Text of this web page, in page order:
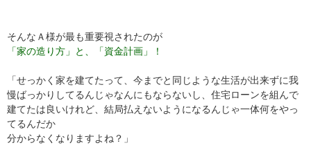
そんなＡ様が最も重要視されたのが
「家の造り方」と、「資金計画」！
「せっかく家を建てたって、今までと同じような生活が出来ずに我
慢ばっかりしてるんじゃなんにもならないし、住宅ローンを組んで
建てたは良いけれど、結局払えないようになるんじゃ一体何をやっ
てるんだか
分からなくなりますよね？」